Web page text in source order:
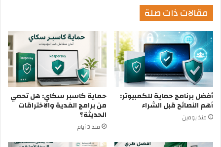
مقالات ذات صلة
أفضل برنامج حماية للكمبيوتر:
أهم النصائح قبل الشراء
منذ يومين
حماية كاسبر سكاي: هل تحمي
من برامج الفدية والاختراقات
الحديثة؟
منذ 3 أيام